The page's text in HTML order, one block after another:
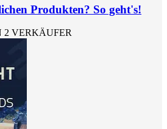
Produkten? So geht's!
2 VERKÄUFER